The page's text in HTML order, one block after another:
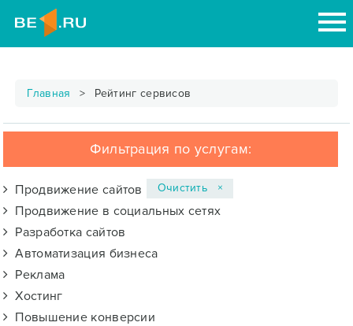
Главная Рейтинг сервисов
Фильтрация по услугам:
Продвижение сайтов
Продвижение в социальных сетях
Разработка сайтов
Автоматизация бизнеса
Реклама
Хостинг
Повышение конверсии
Очистить ×